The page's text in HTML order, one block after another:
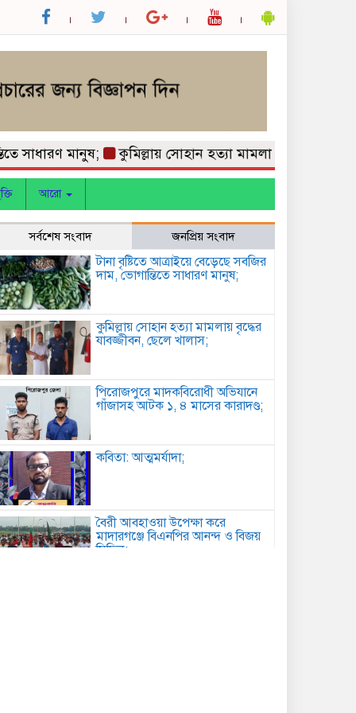
মানুষ; কুমিল্লায় সোহান হত্যা মামলায় বৃদ্ধের যাবজ্জীবন,
আরো
সর্বশেষ সংবাদ জনপ্রিয় সংবাদ
টানা বৃষ্টিতে আত্রাইয়ে বেড়েছে সবজির
দাম, ভোগান্তিতে সাধারণ মানুষ;
কুমিল্লায় সোহান হত্যা মামলায় বৃদ্ধের
যাবজ্জীবন, ছেলে খালাস;
পিরোজপুরে মাদকবিরোধী অভিযানে
গাঁজাসহ আটক ১, ৪ মাসের কারাদণ্ড;
কবিতা: আত্মমর্যাদা;
বৈরী আবহাওয়া উপেক্ষা করে
মাদারগঞ্জে বিএনপির আনন্দ ও বিজয়
মিছিল;